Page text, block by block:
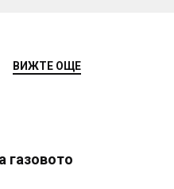
ВИЖТЕ ОЩЕ
газовото